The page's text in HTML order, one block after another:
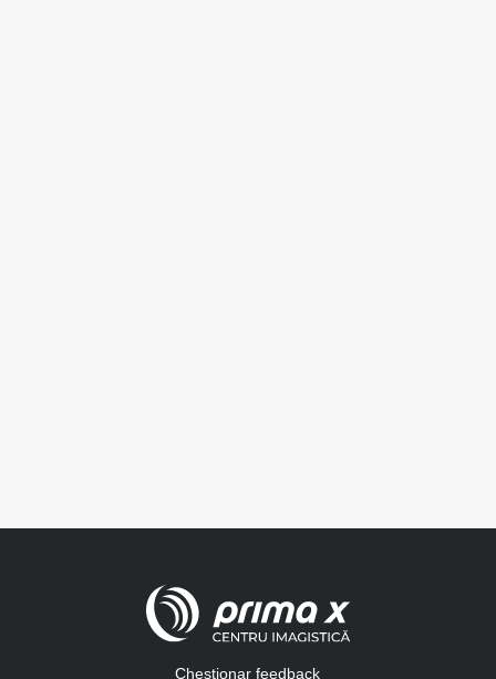
Chestionar feedback